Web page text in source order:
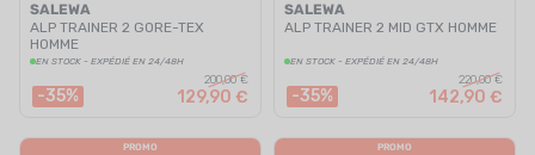
SALEWA
ALP TRAINER 2 GORE-TEX
HOMME
EN STOCK - EXPÉDIÉ EN 24/48H
-35%
200,00 €
129,90 €
SALEWA
ALP TRAINER 2 MID GTX HOMME
EN STOCK - EXPÉDIÉ EN 24/48H
-35%
220,00 €
142,90 €
PROMO PROMO